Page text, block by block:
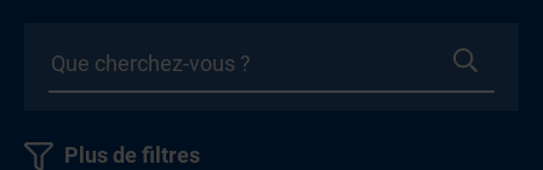
Plus de filtres